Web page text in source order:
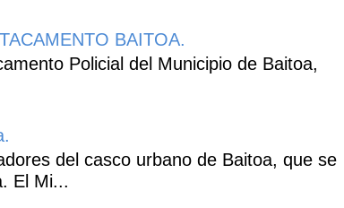
BAITOA.
Policial del Municipio de Baitoa,
del casco urbano de Baitoa, que se
El Mi...